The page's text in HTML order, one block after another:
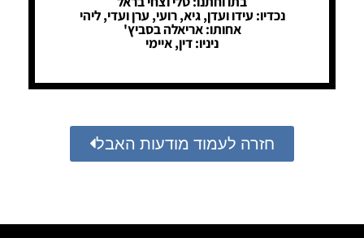
נכדיו: עידו ועדן, גיא, רועי, ערן ועדי, ליהי
אחותו: אריאלה בסביץ'
ניניו: דין, איימי
חזרה לעמוד מודעות האבל